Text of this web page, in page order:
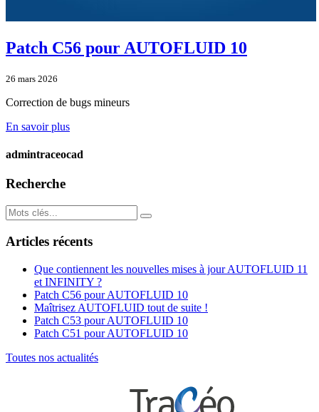
Patch C56 pour AUTOFLUID 10
26 mars 2026
Correction de bugs mineurs
En savoir plus
admintraceocad
Recherche
Articles récents
Que contiennent les nouvelles mises à jour AUTOFLUID 11
et INFINITY ?
Patch C56 pour AUTOFLUID 10
Maîtrisez AUTOFLUID tout de suite !
Patch C53 pour AUTOFLUID 10
Patch C51 pour AUTOFLUID 10
Toutes nos actualités